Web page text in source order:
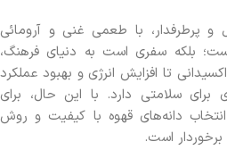
پرطرفدار، با طعمی غنی و آرومائی
بلکه سفری است به دنیای فرهنگ،
تا افزایش انرژی و بهبود عملکرد
برای سلامتی دارد. با این حال، برای
انتخاب دانه‌های قهوه با کیفیت و روش
است.